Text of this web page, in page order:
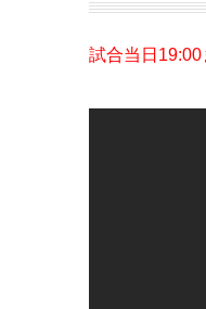
試合当日19:00